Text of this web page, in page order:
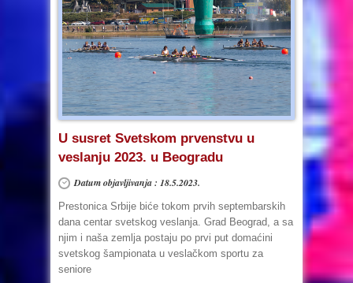
U susret Svetskom prvenstvu u
veslanju 2023. u Beogradu
Datum objavljivanja : 18.5.2023.
Prestonica Srbije biće tokom prvih septembarskih
dana centar svetskog veslanja. Grad Beograd, a sa
njim i naša zemlja postaju po prvi put domaćini
svetskog šampionata u veslačkom sportu za
seniore